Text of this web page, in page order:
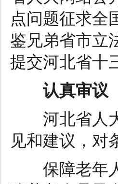
点问题征求全
鉴兄弟省市立
提交河北省十
认真审
河北省人大
见和建议，对
保障老年人